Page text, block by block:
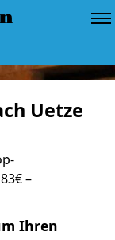
Uetze
–
Ihren